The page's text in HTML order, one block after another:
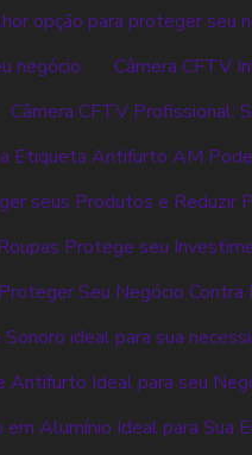
opção para proteger seu
negócio
Câmera CFTV
Câmera CFTV Profissional:
Etiqueta Antifurto AM
seus Produtos e Reduzir
Protege seu
Seu Negócio Contra
ideal para sua
Antifurto Ideal para seu
Alumínio Ideal para Sua